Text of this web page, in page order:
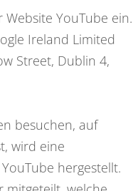
YouTube ein.
Ireland Limited
Street, Dublin 4,
besuchen, auf
wird eine
hergestellt.